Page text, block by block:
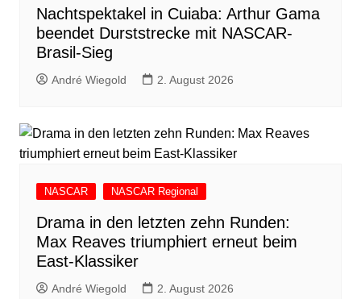
Nachtspektakel in Cuiaba: Arthur Gama
beendet Durststrecke mit NASCAR-
Brasil-Sieg
André Wiegold 2. August 2026
NASCAR NASCAR Regional
Drama in den letzten zehn Runden:
Max Reaves triumphiert erneut beim
East-Klassiker
André Wiegold 2. August 2026